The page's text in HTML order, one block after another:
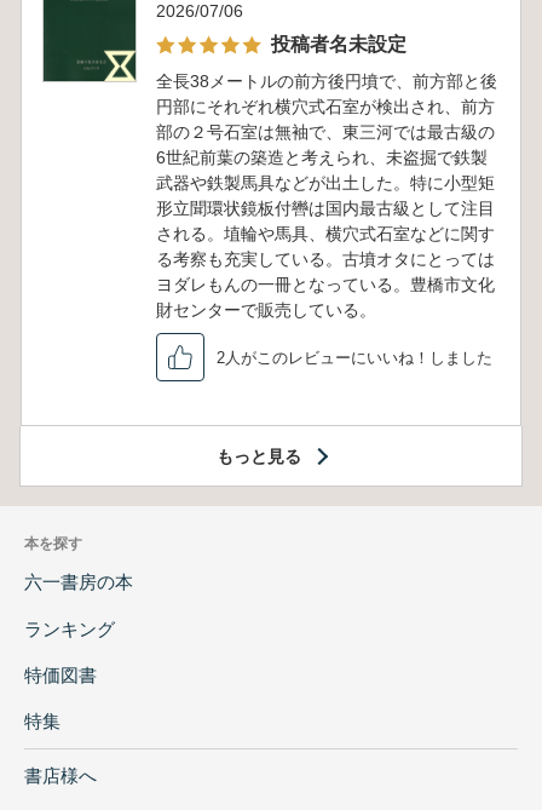
2026/07/06
投稿者名未設定
全長38メートルの前方後円墳で、前方部と後
円部にそれぞれ横穴式石室が検出され、前方
部の２号石室は無袖で、東三河では最古級の
6世紀前葉の築造と考えられ、未盗掘で鉄製
武器や鉄製馬具などが出土した。特に小型矩
形立聞環状鏡板付轡は国内最古級として注目
される。埴輪や馬具、横穴式石室などに関す
る考察も充実している。古墳オタにとっては
ヨダレもんの一冊となっている。豊橋市文化
財センターで販売している。
2人がこのレビューにいいね！しました
もっと見る
本を探す
六一書房の本
ランキング
特価図書
特集
書店様へ